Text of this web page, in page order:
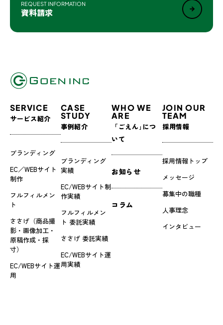
REQUEST INFORMATION
資料請求
SERVICE
サービス紹介
ブランディング
EC／WEBサイト
制作
フルフィルメン
ト
ささげ（商品撮
影・画像加工・
原稿作成・採
寸）
EC/WEBサイト運
用
CASE
STUDY
事例紹介
ブランディング
実績
EC/WEBサイト制
作実績
フルフィルメン
ト 委託実績
ささげ 委託実績
EC/WEBサイト運
用実績
WHO WE
ARE
「ごえん｣につ
いて
お知らせ
コラム
JOIN OUR
TEAM
採用情報
採用情報トップ
メッセージ
募集中の職種
人事理念
インタビュー